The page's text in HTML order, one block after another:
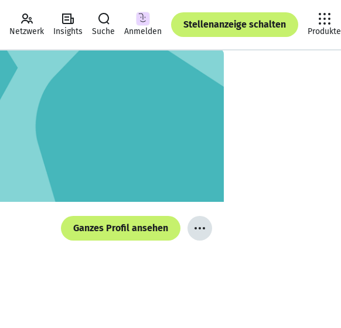
Netzwerk Insights Suche Anmelden
Stellenanzeige schalten
Produkte
Ganzes Profil ansehen